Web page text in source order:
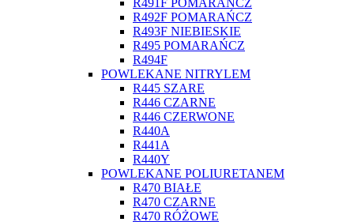
R492F POMARAŃCZ
R493F NIEBIESKIE
R495 POMARAŃCZ
R494F
POWLEKANE NITRYLEM
R445 SZARE
R446 CZARNE
R446 CZERWONE
R440A
R441A
R440Y
POWLEKANE POLIURETANEM
R470 BIAŁE
R470 CZARNE
R470 RÓŻOWE